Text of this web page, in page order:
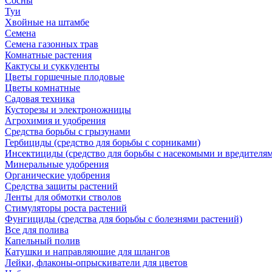
Туи
Хвойные на штамбе
Семена
Семена газонных трав
Комнатные растения
Кактусы и суккуленты
Цветы горшечные плодовые
Цветы комнатные
Садовая техника
Кусторезы и электроножницы
Агрохимия и удобрения
Средства борьбы с грызунами
Гербициды (средство для борьбы с сорниками)
Инсектициды (средство для борьбы с насекомыми и
Минеральные удобрения
Органические удобрения
Средства защиты растений
Ленты для обмотки стволов
Стимуляторы роста растений
Фунгициды (средства для борьбы с болезнями растений)
Все для полива
Капельный полив
Катушки и направляюшие для шлангов
Лейки, флаконы-опрыскиватели для цветов